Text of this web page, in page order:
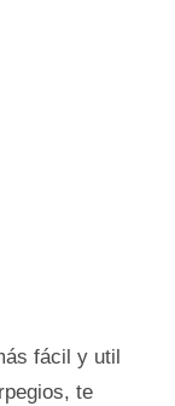
fácil y util
te